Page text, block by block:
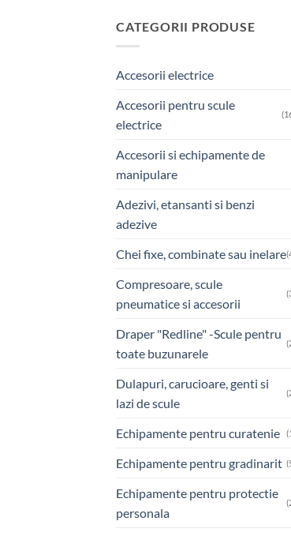
CATEGORII PRODUSE
Accesorii electrice
Accesorii pentru scule
electrice
Accesorii si echipamente de
manipulare
Adezivi, etansanti si benzi
adezive
Chei fixe, combinate sau inelare
Compresoare, scule
pneumatice si accesorii
Draper "Redline" -Scule pentru
toate buzunarele
Dulapuri, carucioare, genti si
lazi de scule
Echipamente pentru curatenie
Echipamente pentru gradinarit
Echipamente pentru protectie
personala